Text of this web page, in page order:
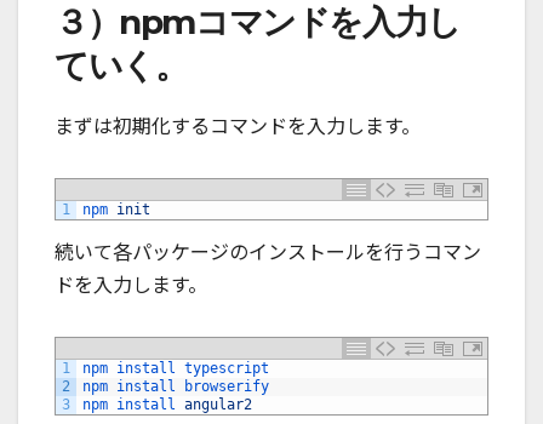
３）npmコマンドを入力し
ていく。
まずは初期化するコマンドを入力します。
1 npm init
続いて各パッケージのインストールを行うコマン
ドを入力します。
1
2
3
npm install typescript
npm install
browserify
npm install angular2